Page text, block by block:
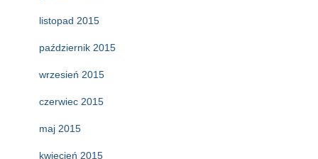
listopad 2015
październik 2015
wrzesień 2015
czerwiec 2015
maj 2015
kwiecień 2015